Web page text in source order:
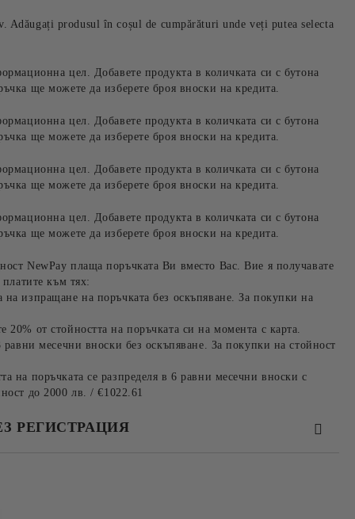
Adăugați produsul în coșul de cumpărături unde veți putea selecta
цел. Добавете продукта в количката си с бутона
ще можете да изберете броя вноски на кредита.
цел. Добавете продукта в количката си с бутона
ще можете да изберете броя вноски на кредита.
цел. Добавете продукта в количката си с бутона
ще можете да изберете броя вноски на кредита.
цел. Добавете продукта в количката си с бутона
ще можете да изберете броя вноски на кредита.
NewPay плаща поръчката Ви вместо Вас. Вие я получавате
към тях:
изпращане на поръчката без оскъпяване. За покупки на
от стойността на поръчката си на момента с карта.
равни месечни вноски без оскъпяване. За покупки на стойност
на поръчката се разпределя в 6 равни месечни вноски с
до 2000 лв. / €1022.61
РЕГИСТРАЦИЯ